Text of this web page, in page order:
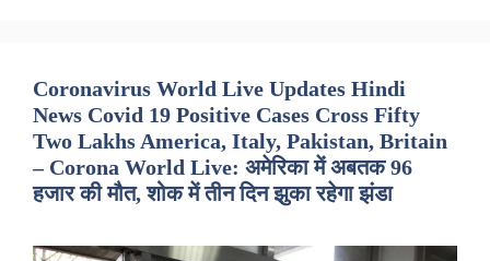
Coronavirus World Live Updates Hindi
News Covid 19 Positive Cases Cross Fifty
Two Lakhs America, Italy, Pakistan, Britain
– Corona World Live: अमेरिका में अबतक 96
हजार की मौत, शोक में तीन दिन झुका रहेगा झंडा